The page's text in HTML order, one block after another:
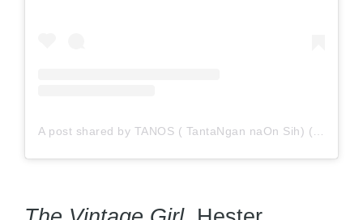
A post shared by TANOS ( TantaNgan naOn Sih) (@tanos.challenge)